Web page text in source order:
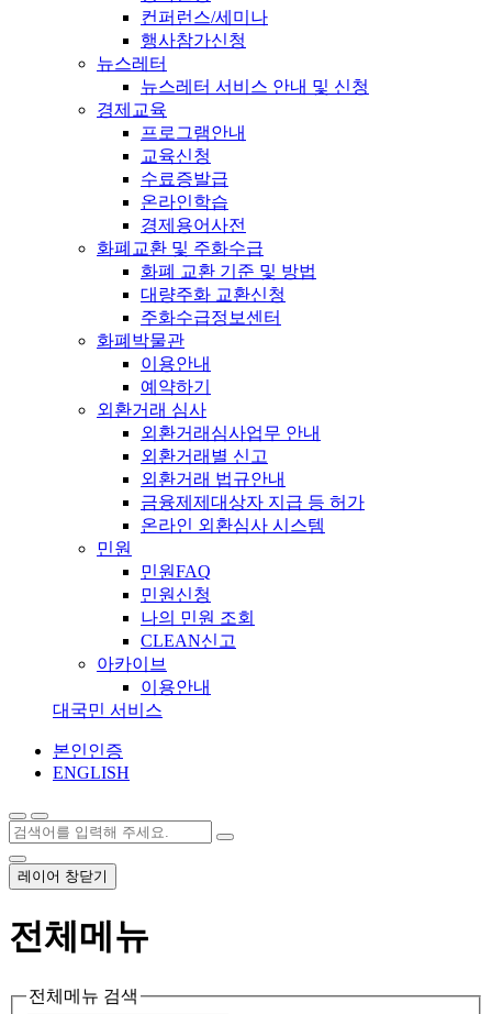
컨퍼런스/세미나
행사참가신청
뉴스레터
뉴스레터 서비스 안내 및 신청
경제교육
프로그램안내
교육신청
수료증발급
온라인학습
경제용어사전
화폐교환 및 주화수급
화폐 교환 기준 및 방법
대량주화 교환신청
주화수급정보센터
화폐박물관
이용안내
예약하기
외환거래 심사
외환거래심사업무 안내
외환거래별 신고
외환거래 법규안내
금융제제대상자 지급 등 허가
온라인 외환심사 시스템
민원
민원FAQ
민원신청
나의 민원 조회
CLEAN신고
아카이브
이용안내
대국민 서비스
본인인증
ENGLISH
레이어 창닫기
전체메뉴
전체메뉴 검색